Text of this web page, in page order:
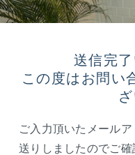
送信完了
この度はお問い
ご入力頂いたメール
送りしましたのでご確